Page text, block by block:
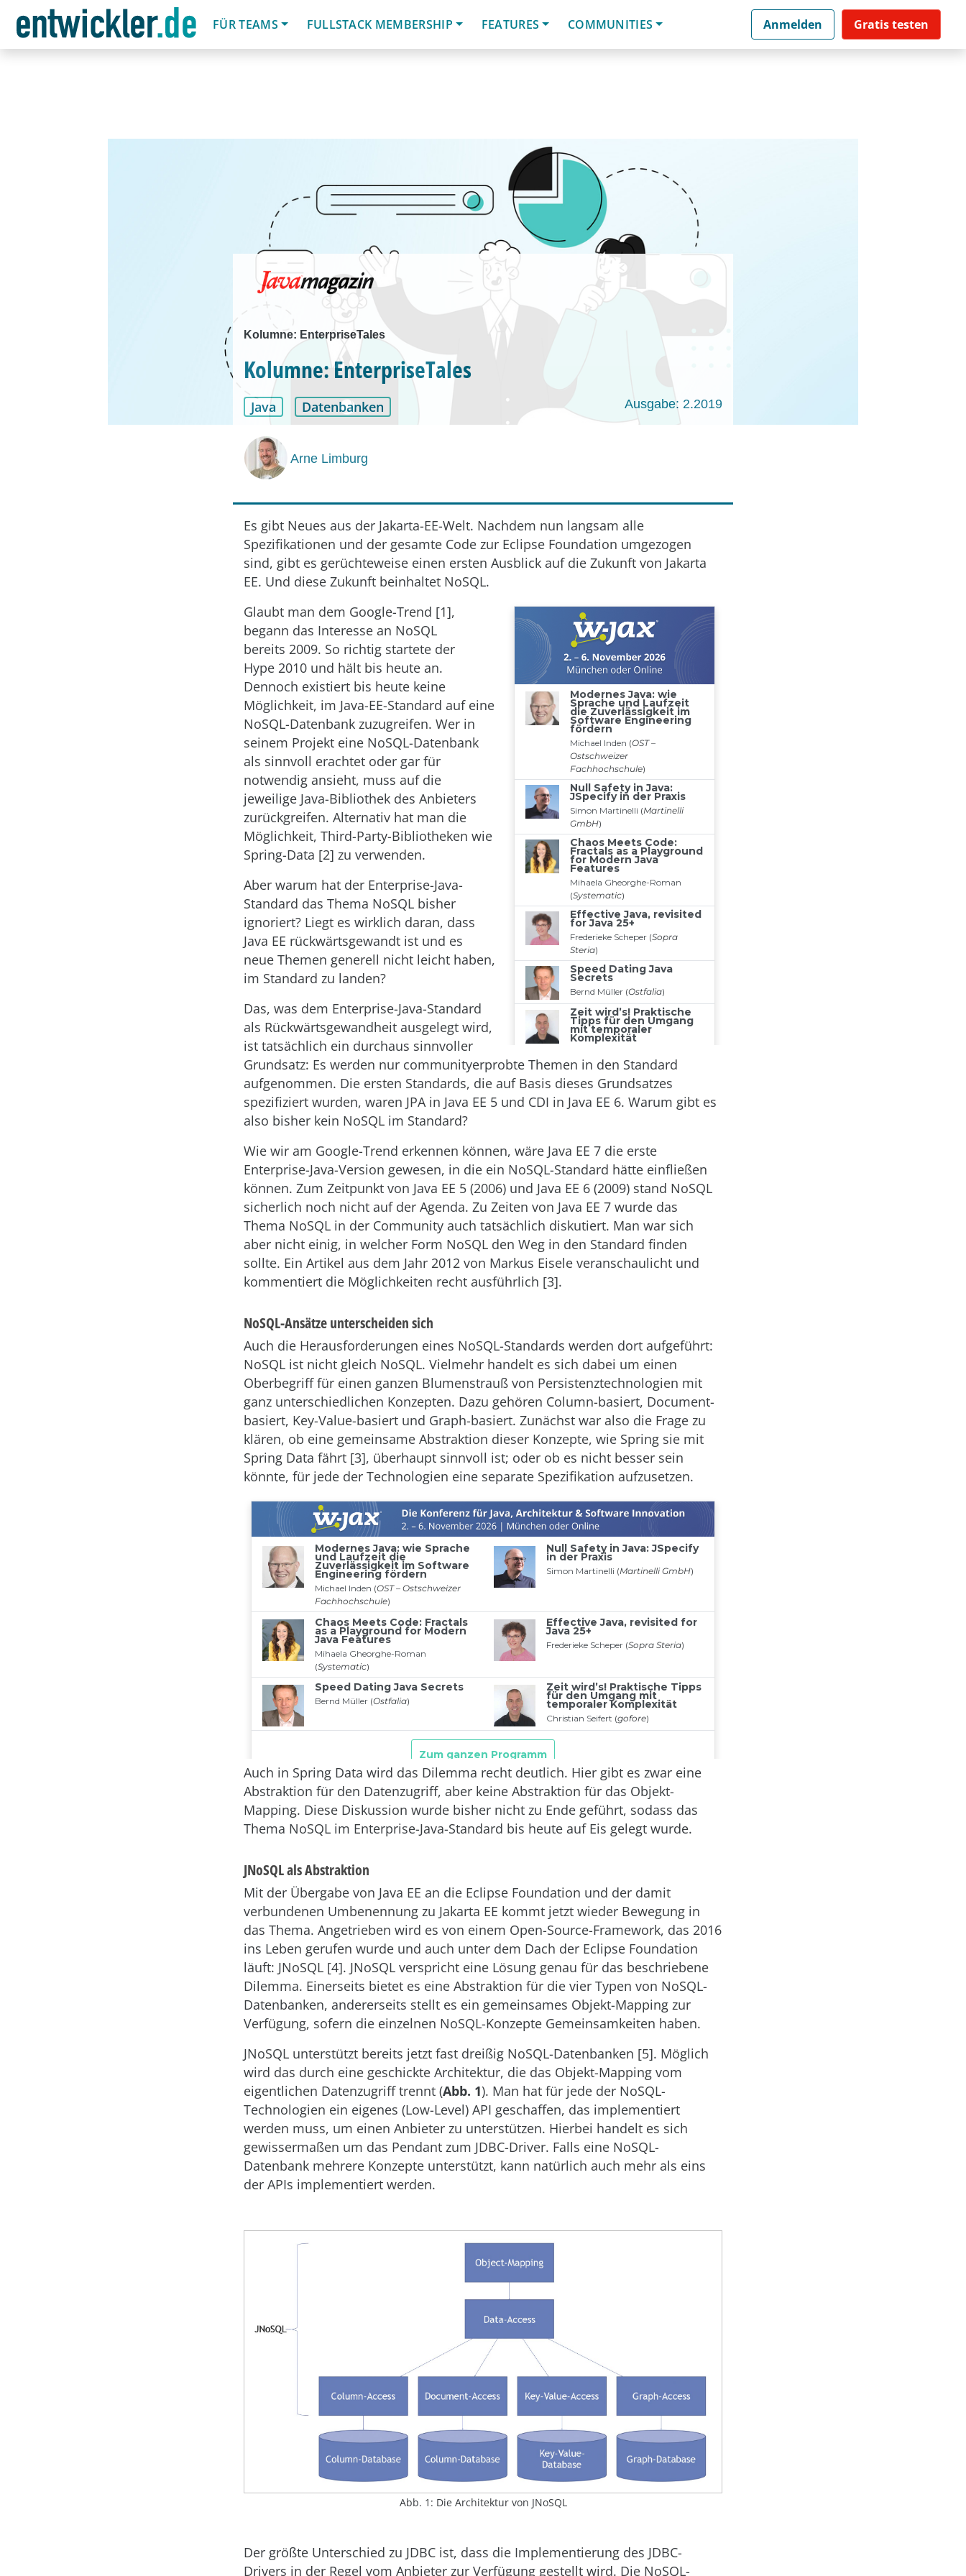
FÜR TEAMS
FULLSTACK MEMBERSHIP FEATURES COMMUNITIES Anmelden Gratis testen
Kolumne: EnterpriseTales
Kolumne: EnterpriseTales
Java Datenbanken Ausgabe: 2.2019
Arne Limburg
Es gibt Neues aus der Jakarta-EE-Welt. Nachdem nun langsam alle
Spezifikationen und der gesamte Code zur Eclipse Foundation umgezogen
sind, gibt es gerüchteweise einen ersten Ausblick auf die Zukunft von Jakarta
EE. Und diese Zukunft beinhaltet NoSQL.
Glaubt man dem Google-Trend [1],
begann das Interesse an NoSQL
bereits 2009. So richtig startete der
Hype 2010 und hält bis heute an.
Dennoch existiert bis heute keine
Möglichkeit, im Java-EE-Standard auf eine
NoSQL-Datenbank zuzugreifen. Wer in
seinem Projekt eine NoSQL-Datenbank
als sinnvoll erachtet oder gar für
notwendig ansieht, muss auf die
jeweilige Java-Bibliothek des Anbieters
zurückgreifen. Alternativ hat man die
Möglichkeit, Third-Party-Bibliotheken wie
Spring-Data [2] zu verwenden.
Aber warum hat der Enterprise-Java-
Standard das Thema NoSQL bisher
ignoriert? Liegt es wirklich daran, dass
Java EE rückwärtsgewandt ist und es
neue Themen generell nicht leicht haben,
im Standard zu landen?
Das, was dem Enterprise-Java-Standard
als Rückwärtsgewandheit ausgelegt wird,
ist tatsächlich ein durchaus sinnvoller
Grundsatz: Es werden nur communityerprobte Themen in den Standard
aufgenommen. Die ersten Standards, die auf Basis dieses Grundsatzes
spezifiziert wurden, waren JPA in Java EE 5 und CDI in Java EE 6. Warum gibt es
also bisher kein NoSQL im Standard?
Wie wir am Google-Trend erkennen können, wäre Java EE 7 die erste
Enterprise-Java-Version gewesen, in die ein NoSQL-Standard hätte einfließen
können. Zum Zeitpunkt von Java EE 5 (2006) und Java EE 6 (2009) stand NoSQL
sicherlich noch nicht auf der Agenda. Zu Zeiten von Java EE 7 wurde das
Thema NoSQL in der Community auch tatsächlich diskutiert. Man war sich
aber nicht einig, in welcher Form NoSQL den Weg in den Standard finden
sollte. Ein Artikel aus dem Jahr 2012 von Markus Eisele veranschaulicht und
kommentiert die Möglichkeiten recht ausführlich [3].
NoSQL-Ansätze unterscheiden sich
Auch die Herausforderungen eines NoSQL-Standards werden dort aufgeführt:
NoSQL ist nicht gleich NoSQL. Vielmehr handelt es sich dabei um einen
Oberbegriff für einen ganzen Blumenstrauß von Persistenztechnologien mit
ganz unterschiedlichen Konzepten. Dazu gehören Column-basiert, Document-
basiert, Key-Value-basiert und Graph-basiert. Zunächst war also die Frage zu
klären, ob eine gemeinsame Abstraktion dieser Konzepte, wie Spring sie mit
Spring Data fährt [3], überhaupt sinnvoll ist; oder ob es nicht besser sein
könnte, für jede der Technologien eine separate Spezifikation aufzusetzen.
Auch in Spring Data wird das Dilemma recht deutlich. Hier gibt es zwar eine
Abstraktion für den Datenzugriff, aber keine Abstraktion für das Objekt-
Mapping. Diese Diskussion wurde bisher nicht zu Ende geführt, sodass das
Thema NoSQL im Enterprise-Java-Standard bis heute auf Eis gelegt wurde.
JNoSQL als Abstraktion
Mit der Übergabe von Java EE an die Eclipse Foundation und der damit
verbundenen Umbenennung zu Jakarta EE kommt jetzt wieder Bewegung in
das Thema. Angetrieben wird es von einem Open-Source-Framework, das 2016
ins Leben gerufen wurde und auch unter dem Dach der Eclipse Foundation
läuft: JNoSQL [4]. JNoSQL verspricht eine Lösung genau für das beschriebene
Dilemma. Einerseits bietet es eine Abstraktion für die vier Typen von NoSQL-
Datenbanken, andererseits stellt es ein gemeinsames Objekt-Mapping zur
Verfügung, sofern die einzelnen NoSQL-Konzepte Gemeinsamkeiten haben.
JNoSQL unterstützt bereits jetzt fast dreißig NoSQL-Datenbanken [5]. Möglich
wird das durch eine geschickte Architektur, die das Objekt-Mapping vom
eigentlichen Datenzugriff trennt (Abb. 1). Man hat für jede der NoSQL-
Technologien ein eigenes (Low-Level) API geschaffen, das implementiert
werden muss, um einen Anbieter zu unterstützen. Hierbei handelt es sich
gewissermaßen um das Pendant zum JDBC-Driver. Falls eine NoSQL-
Datenbank mehrere Konzepte unterstützt, kann natürlich auch mehr als eins
der APIs implementiert werden.
Abb. 1: Die Architektur von JNoSQL
Der größte Unterschied zu JDBC ist, dass die Implementierung des JDBC-
Drivers in der Regel vom Anbieter zur Verfügung gestellt wird. Die NoSQL-